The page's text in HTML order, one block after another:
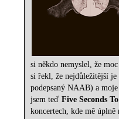
si někdo nemyslel, že
si řekl, že nejdůležitější
podepsaný NAAB) a
jsem teďFive Seconds
koncertech, kde mě úplně